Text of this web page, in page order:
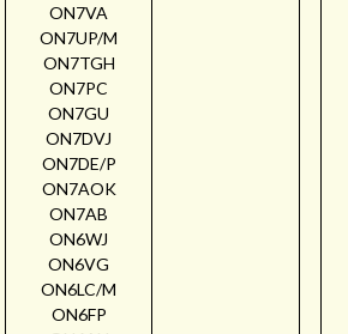
ON7VA
ON7UP/M
ON7TGH
ON7PC
ON7GU
ON7DVJ
ON7DE/P
ON7AOK
ON7AB
ON6WJ
ON6VG
ON6LC/M
ON6FP